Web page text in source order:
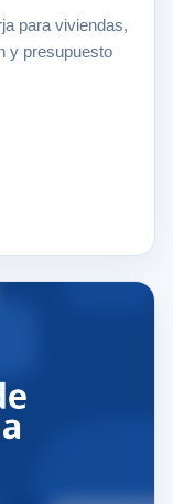
para viviendas,
y presupuesto